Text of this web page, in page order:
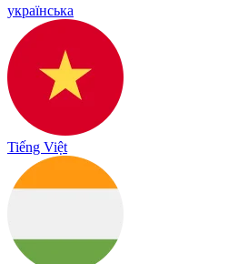
українська
Tiếng Việt